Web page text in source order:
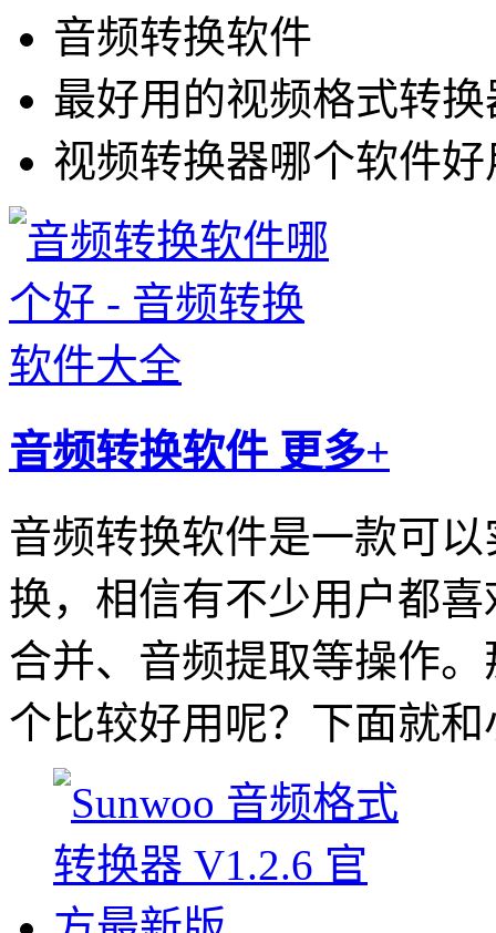
音频转换软件
最好用的视频格式转
视频转换器哪个软件好
音频转换软件 更多+
音频转换软件是一款可
换，相信有不少用户都
合并、音频提取等操作
个比较好用呢？下面就